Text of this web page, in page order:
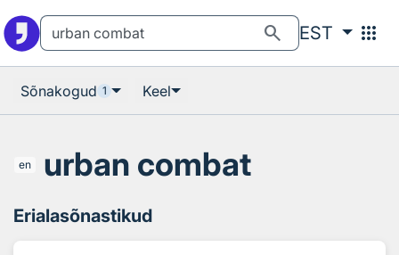
search EST apps
Sõnakogud 1 Keel
en urban combat
Erialasõnastikud